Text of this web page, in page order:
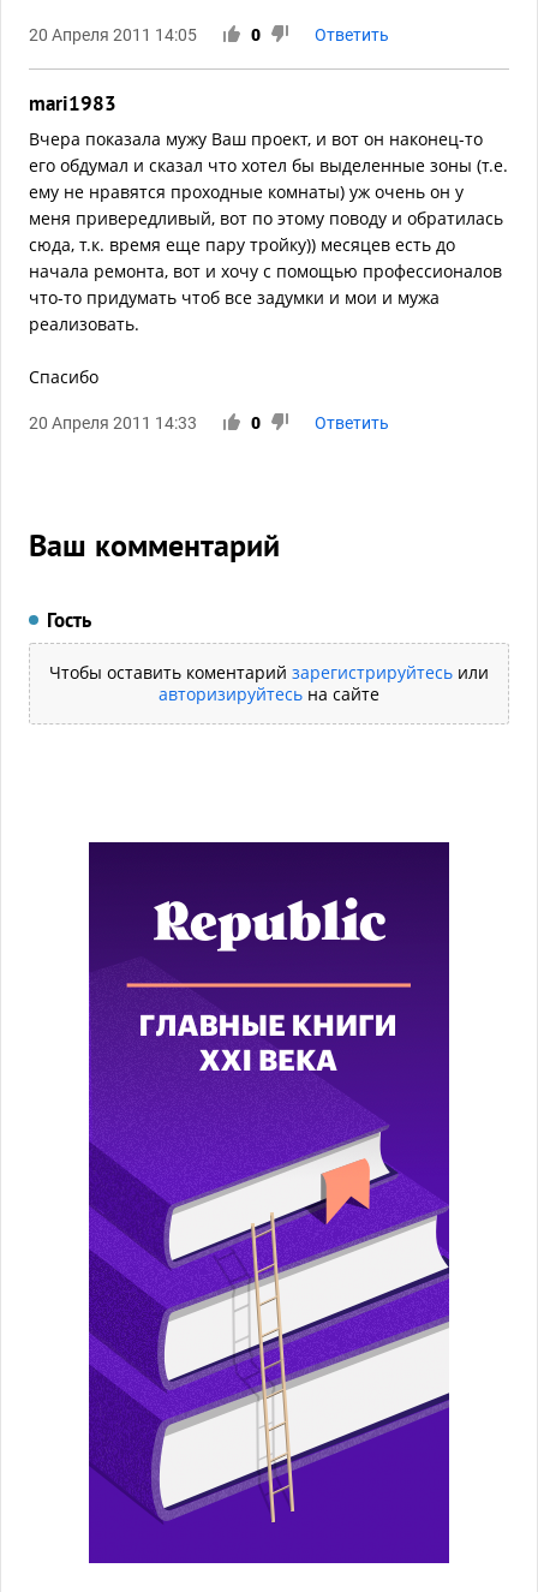
20 Апреля 2011 14:05 0 Ответить
mari1983
Вчера показала мужу Ваш проект, и вот он наконец-то
его обдумал и сказал что хотел бы выделенные зоны (т.е.
ему не нравятся проходные комнаты) уж очень он у
меня привередливый, вот по этому поводу и обратилась
сюда, т.к. время еще пару тройку)) месяцев есть до
начала ремонта, вот и хочу с помощью профессионалов
что-то придумать чтоб все задумки и мои и мужа
реализовать.
Спасибо
20 Апреля 2011 14:33 0 Ответить
Ваш комментарий
Гость
Чтобы оставить коментарий зарегистрируйтесь или
авторизируйтесь на сайте